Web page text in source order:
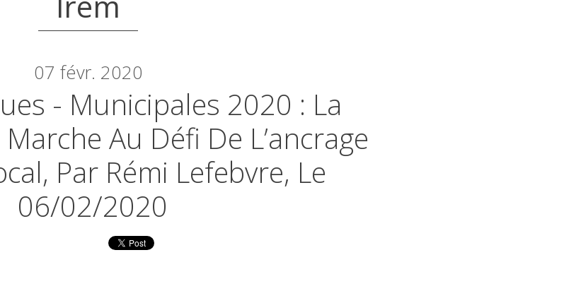
07 févr. 2020
- Municipales 2020 : La
Au Défi De L’ancrage
Par Rémi Lefebvre, Le
06/02/2020